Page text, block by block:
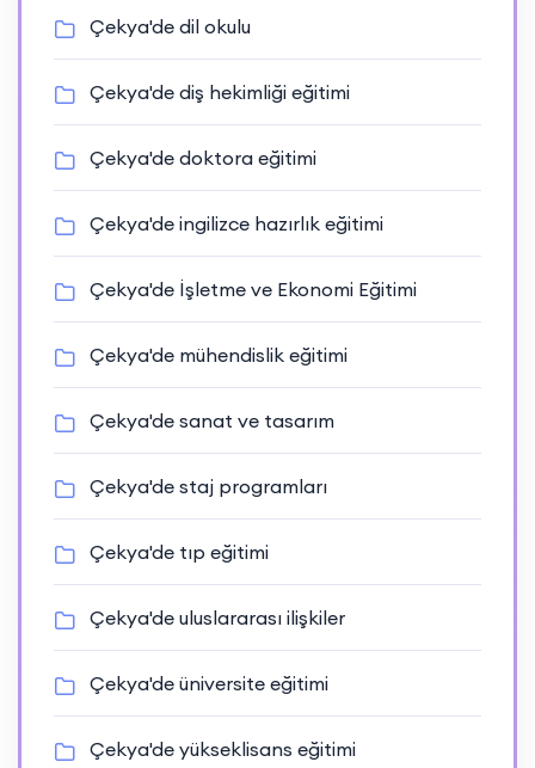
Çekya'de dil okulu
Çekya'de diş hekimliği eğitimi
Çekya'de doktora eğitimi
Çekya'de ingilizce hazırlık eğitimi
Çekya'de İşletme ve Ekonomi Eğitimi
Çekya'de mühendislik eğitimi
Çekya'de sanat ve tasarım
Çekya'de staj programları
Çekya'de tıp eğitimi
Çekya'de uluslararası ilişkiler
Çekya'de üniversite eğitimi
Çekya'de yükseklisans eğitimi